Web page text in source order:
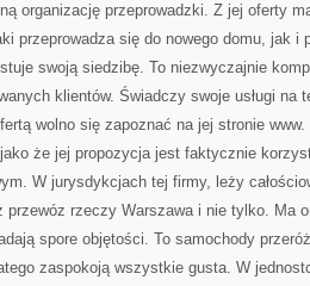
organizację przeprowadzki. Z jej oferty
przeprowadza się do nowego domu, jak i
swoją siedzibę. To niezwyczajnie
klientów. Świadczy swoje usługi na
wolno się zapoznać na jej stronie
że jej propozycja jest faktycznie
W jurysdykcjach tej firmy, leży
przewóz rzeczy Warszawa i nie tylko. Ma
spore objętości. To samochody
zaspokoją wszystkie gusta. W